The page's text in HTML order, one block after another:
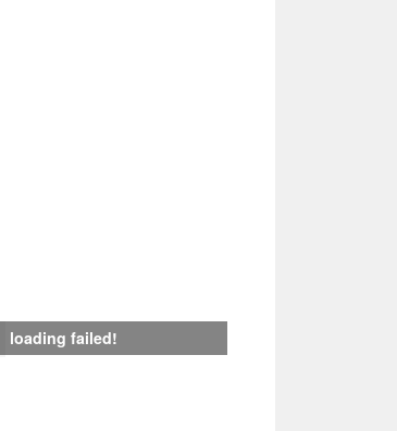
loading failed!